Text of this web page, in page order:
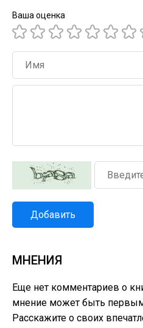
Ваша оценка
Добавить
МНЕНИЯ
Еще нет комментариев о
мнение может быть
Расскажите о своих